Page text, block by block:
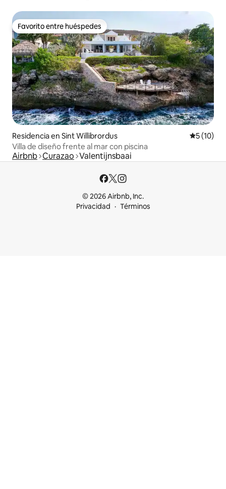
Favorito entre huéspedes
Favorito entre huéspedes
Residencia en Sint Willibrordus
5 (10)
Villa de diseño frente al mar con piscina
Airbnb Curazao Valentijnsbaai
© 2026 Airbnb, Inc.
Privacidad
Términos